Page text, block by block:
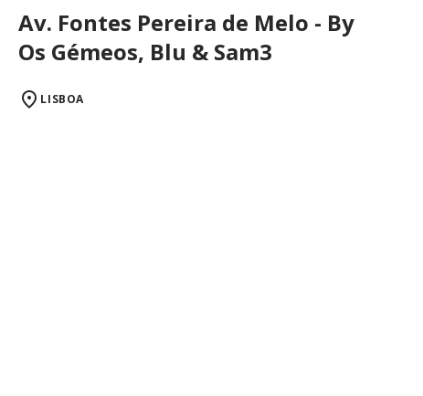
Av. Fontes Pereira de Melo - By
Os Gémeos, Blu & Sam3
LISBOA